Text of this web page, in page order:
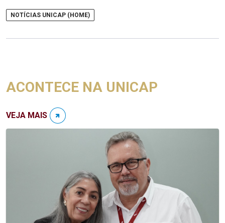
NOTÍCIAS UNICAP (HOME)
ACONTECE NA UNICAP
VEJA MAIS